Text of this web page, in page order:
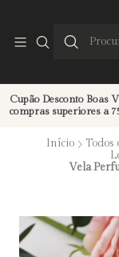
Cupão Desconto Boas
compras superiores a
Início Todos
Vela